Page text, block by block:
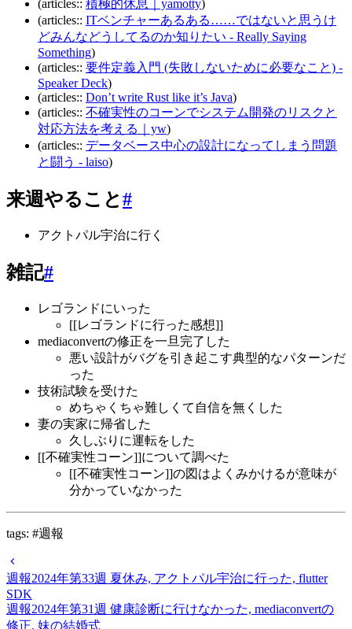
(articles:: 積極的休息｜yamotty)
(articles:: ITベンチャーあるある……ではないと思うけ
どみんなどうしてるのか知りたい - Really Saying
Something)
(articles:: 要件定義入門 (失敗しないために必要なこと) -
Speaker Deck)
(articles:: Don’t write Rust like it’s Java)
(articles:: 不確実性のコーンでシステム開発のリスクと
対応方法を考える｜yw)
(articles:: データベース中心の設計になってしまう問題
と闘う - laiso)
来週やること#
アクトパル宇治に行く
雑記#
レゴランドにいった
[[レゴランドに行った感想]]
mediaconvertの修正を一旦完了した
悪い設計がバグを引き起こす典型的なパターンだ
った
技術試験を受けた
めちゃくちゃ難しくて自信を無くした
妻の実家に帰省した
久しぶりに運転をした
[[不確実性コーン]]について調べた
[[不確実性コーン]]の図はよくみかけるが意味が
分かっていなかった
tags: #週報
週報2024年第33週 夏休み, アクトパル宇治に行った, flutter
SDK
週報2024年第31週 健康診断に行けなかった, mediaconvertの
修正, 妹の結婚式